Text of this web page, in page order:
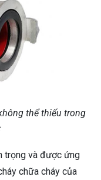
thể thiếu trong
trọng và được ứng
chữa cháy của